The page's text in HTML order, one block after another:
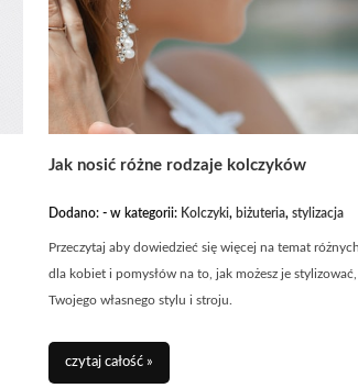
Jak nosić różne rodzaje kolczyków
Dodano:- w kategorii: Kolczyki, biżuteria,stylizacja
Przeczytaj aby dowiedzieć się więcej na temat
dla kobiet i pomysłów na to, jak możesz je
Twojego własnego stylu i stroju.
czytaj całość »